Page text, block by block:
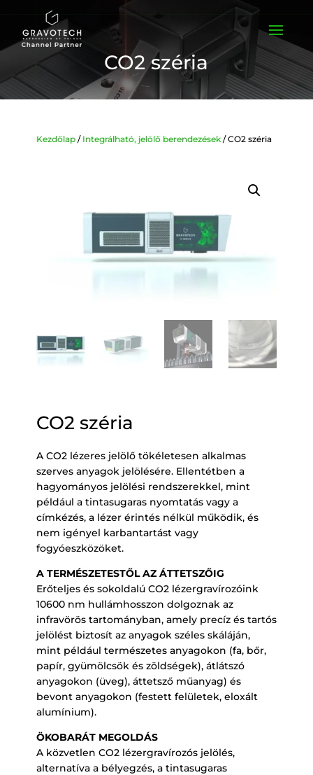
CO2 széria
Kezdőlap/ Integrálható, jelölő berendezések/ CO2 széria
CO2 széria
A CO2 lézeres jelölő tökéletesen alkalmas
szerves anyagok jelölésére. Ellentétben a
hagyományos jelölési rendszerekkel, mint
például a tintasugaras nyomtatás vagy a
címkézés, a lézer érintés nélkül működik, és
nem igényel karbantartást vagy
fogyóeszközöket.
A TERMÉSZETESTŐL AZ ÁTTETSZŐIG
Erőteljes és sokoldalú CO2 lézergravírozóink
10600 nm hullámhosszon dolgoznak az
infravörös tartományban, amely precíz és tartós
jelölést biztosít az anyagok széles skáláján,
mint például természetes anyagokon (fa, bőr,
papír, gyümölcsök és zöldségek), átlátszó
anyagokon (üveg), áttetsző műanyag) és
bevont anyagokon (festett felületek, eloxált
alumínium).
ÖKOBARÁT MEGOLDÁS
A közvetlen CO2 lézergravírozós jelölés,
alternatíva a bélyegzés, a tintasugaras